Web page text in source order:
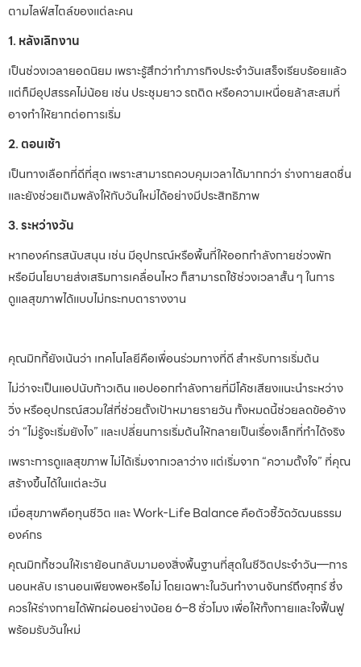
ตามไลฟ์สไตล์ของแต่ละคน
1. หลังเลิกงาน
เป็นช่วงเวลายอดนิยม เพราะรู้สึกว่าทำภารกิจประจำวันเสร็จเรียบร้อยแล้ว
แต่ก็มีอุปสรรคไม่น้อย เช่น ประชุมยาว รถติด หรือความเหนื่อยล้าสะสมที่
อาจทำให้ยากต่อการเริ่ม
2. ตอนเช้า
เป็นทางเลือกที่ดีที่สุด เพราะสามารถควบคุมเวลาได้มากกว่า ร่างกายสดชื่น
และยังช่วยเติมพลังให้กับวันใหม่ได้อย่างมีประสิทธิภาพ
3. ระหว่างวัน
หากองค์กรสนับสนุน เช่น มีอุปกรณ์หรือพื้นที่ให้ออกกำลังกายช่วงพัก
หรือมีนโยบายส่งเสริมการเคลื่อนไหว ก็สามารถใช้ช่วงเวลาสั้น ๆ ในการ
ดูแลสุขภาพได้แบบไม่กระทบตารางงาน
คุณมิกกี้ยังเน้นว่า เทคโนโลยีคือเพื่อนร่วมทางที่ดี สำหรับการเริ่มต้น
ไม่ว่าจะเป็นแอปนับก้าวเดิน แอปออกกำลังกายที่มีโค้ชเสียงแนะนำระหว่าง
วิ่ง หรืออุปกรณ์สวมใส่ที่ช่วยตั้งเป้าหมายรายวัน ทั้งหมดนี้ช่วยลดข้ออ้าง
ว่า “ไม่รู้จะเริ่มยังไง” และเปลี่ยนการเริ่มต้นให้กลายเป็นเรื่องเล็กที่ทำได้จริง
เพราะการดูแลสุขภาพ ไม่ได้เริ่มจากเวลาว่าง แต่เริ่มจาก “ความตั้งใจ” ที่คุณ
สร้างขึ้นได้ในแต่ละวัน
เมื่อสุขภาพคือทุนชีวิต และ Work-Life Balance คือตัวชี้วัดวัฒนธรรม
องค์กร
คุณมิกกี้ชวนให้เราย้อนกลับมามองสิ่งพื้นฐานที่สุดในชีวิตประจำวัน—การ
นอนหลับ เรานอนเพียงพอหรือไม่ โดยเฉพาะในวันทำงานจันทร์ถึงศุกร์ ซึ่ง
ควรให้ร่างกายได้พักผ่อนอย่างน้อย 6–8 ชั่วโมง เพื่อให้ทั้งกายและใจฟื้นฟู
พร้อมรับวันใหม่